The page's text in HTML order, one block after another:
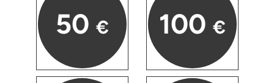
50 € 100 €